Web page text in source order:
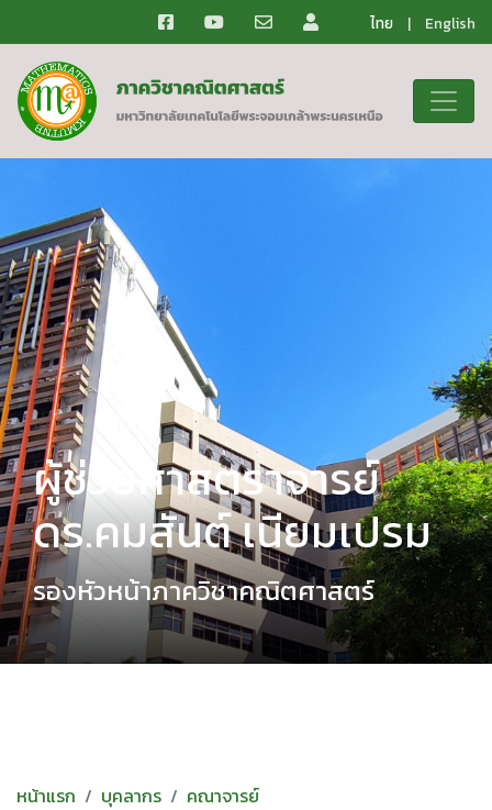
ไทย | English
ผู้ช่วยศาสตราจารย์
ดร.คมสันต์ เนียมเปรม
รองหัวหน้าภาควิชาคณิตศาสตร์
หน้าแรก บุคลากร คณาจารย์